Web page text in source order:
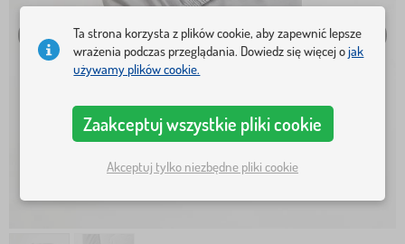
Ta strona korzysta z plików cookie, aby zapewnić lepsze
wrażenia podczas przeglądania. Dowiedz się więcej ojak
używamy plików cookie.
Zaakceptuj wszystkie pliki cookie
Akceptuj tylko niezbędne pliki cookie